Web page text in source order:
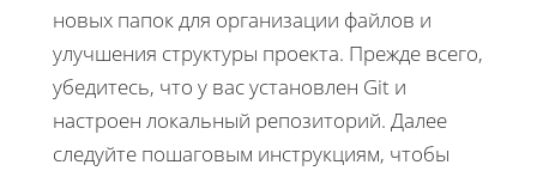
новых папок для организации файлов и
улучшения структуры проекта. Прежде всего,
убедитесь, что у вас установлен Git и
настроен локальный репозиторий. Далее
следуйте пошаговым инструкциям, чтобы